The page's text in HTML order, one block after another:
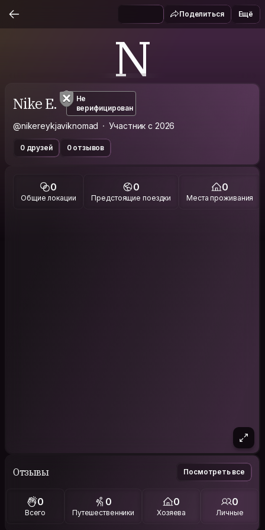
Поделиться Ещё
N
Nike E.
Не
верифицирован
@nikereykjaviknomad Участник с 2026
0 друзей 0 отзывов
0
Общие локации
0
Предстоящие поездки
0
Места проживания
Отзывы Посмотреть все
0
Всего
0
Путешественники
0
Хозяева
0
Личные